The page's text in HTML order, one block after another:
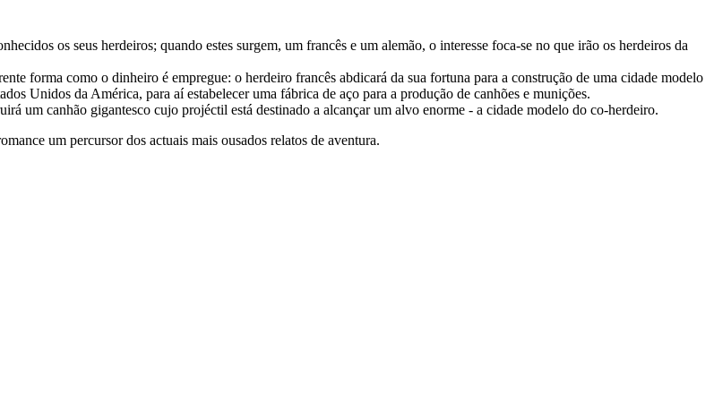
os seus herdeiros; quando estes surgem, um francês e um alemão, o interesse foca-se no que irão os herdeiros da
forma como o dinheiro é empregue: o herdeiro francês abdicará da sua fortuna para a construção de uma cidade modelo
Unidos da América, para aí estabelecer uma fábrica de aço para a produção de canhões e munições.
um canhão gigantesco cujo projéctil está destinado a alcançar um alvo enorme - a cidade modelo do co-herdeiro.
um percursor dos actuais mais ousados relatos de aventura.